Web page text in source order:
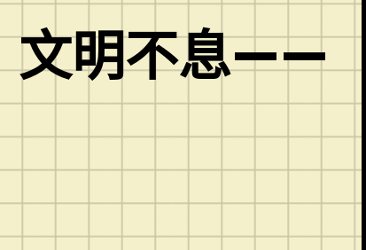
文明不息——